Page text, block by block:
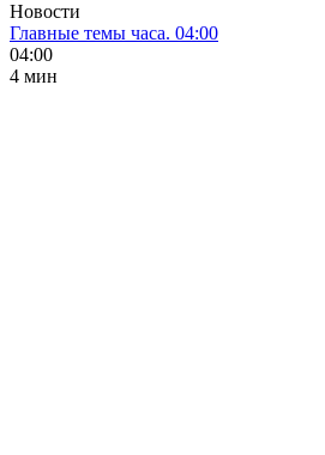
Новости
Главные темы часа. 04:00
04:00
4 мин